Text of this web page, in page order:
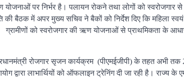
पर निर्भर है। पलायन रोकने तथा लोगों को स्वरोजगार
बैठक में अपर मुख्य सचिव ने बैकों को निर्देश दिए कि महिला
ग्रामीणों को स्वरोजगार की ऋण योजनाओं से प्राथमिकता के
रोजगार सृजन कार्यक्रम (पीएमईजीपी) के तहत अभी
द्वारा लाभार्थियों को ऑफलाइन ट्रेनिंग दी जा रही है। राज्य के